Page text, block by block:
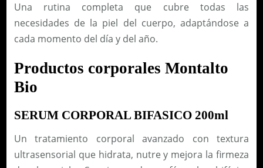
Una rutina completa que cubre todas las
necesidades de la piel del cuerpo, adaptándose a
cada momento del día y del año.
Productos corporales Montalto
Bio
SERUM CORPORAL BIFASICO 200ml
Un tratamiento corporal avanzado con textura
ultrasensorial que hidrata, nutre y mejora la firmeza